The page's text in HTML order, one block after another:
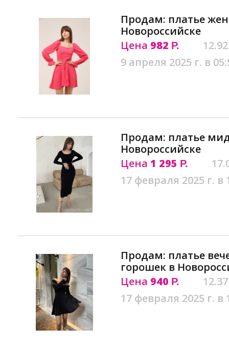
Продам: платье
Новороссийске
Цена 982 Р.
9 апреля 2025 г. в
Продам: платье
Новороссийске
Цена 1 295 Р.
17 февраля 2025 г. в
Продам: платье
горошек в
Цена 940 Р.
17 февраля 2025 г. в